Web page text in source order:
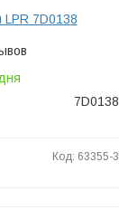
7D0138
7D0138
Код: 63355-3